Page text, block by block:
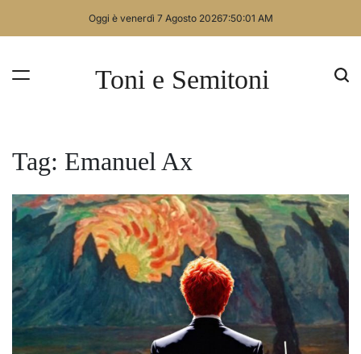
Oggi è venerdì 7 Agosto 20267:50:01 AM
Toni e Semitoni
Tag: Emanuel Ax